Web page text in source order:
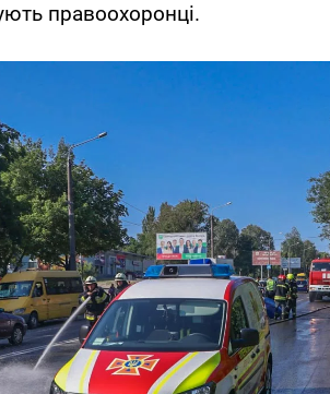
правоохоронці.